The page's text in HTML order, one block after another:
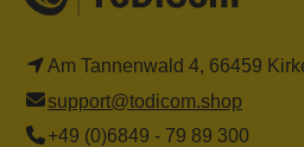
Am Tannenwald 4, 66459
support@todicom.shop
+49 (0)6849 - 79 89 300